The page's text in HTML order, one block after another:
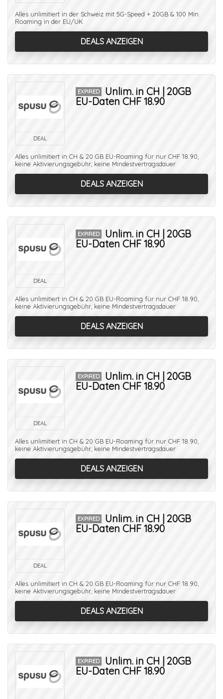
Alles unlimitiert in der Schweiz mit 5G-Speed + 20GB & 100 Min.
Roaming in der EU/UK
DEALS ANZEIGEN
DEAL
EXPIRED
Unlim. in CH | 20GB
EU-Daten CHF 18.90
Alles unlimitiert in CH & 20 GB EU-Roaming für nur CHF 18.90,
keine Aktivierungsgebühr, keine Mindestvertragsdauer
DEALS ANZEIGEN
DEAL
EXPIRED
Unlim. in CH | 20GB
EU-Daten CHF 18.90
Alles unlimitiert in CH & 20 GB EU-Roaming für nur CHF 18.90,
keine Aktivierungsgebühr, keine Mindestvertragsdauer
DEALS ANZEIGEN
DEAL
EXPIRED
Unlim. in CH | 20GB
EU-Daten CHF 18.90
Alles unlimitiert in CH & 20 GB EU-Roaming für nur CHF 18.90,
keine Aktivierungsgebühr, keine Mindestvertragsdauer
DEALS ANZEIGEN
DEAL
EXPIRED
Unlim. in CH | 20GB
EU-Daten CHF 18.90
Alles unlimitiert in CH & 20 GB EU-Roaming für nur CHF 18.90,
keine Aktivierungsgebühr, keine Mindestvertragsdauer
DEALS ANZEIGEN
EXPIRED
Unlim. in CH | 20GB
EU-Daten CHF 18.90